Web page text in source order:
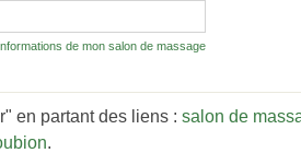
de mon salon de massage
en partant des liens : salon de
.